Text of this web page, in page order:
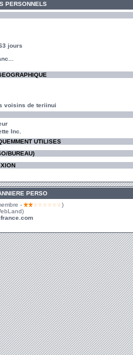
PERSONNELS
jours
voisins de teriinui
Inc.
UTILISES
BUREAU)
PERSO
-
)